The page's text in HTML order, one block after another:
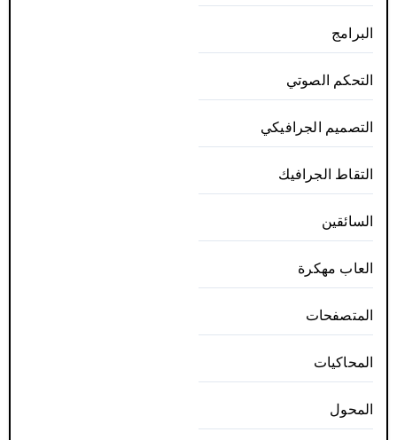
البرامج
التحكم الصوتي
التصميم الجرافيكي
التقاط الجرافيك
السائقين
العاب مهكرة
المتصفحات
المحاكيات
المحول